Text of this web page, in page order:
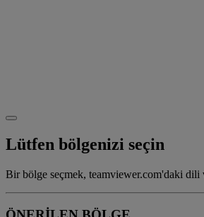
Lütfen bölgenizi seçin
Bir bölge seçmek, teamviewer.com'daki